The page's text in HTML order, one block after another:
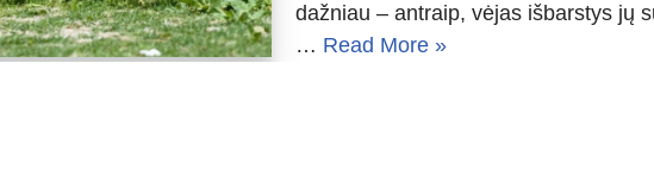
dažniau – antraip, vėjas išbarstys jų
… Read More »